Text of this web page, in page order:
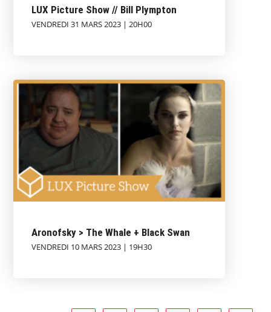
LUX Picture Show // Bill Plympton
VENDREDI 31 MARS 2023 | 20H00
Aronofsky > The Whale + Black Swan
VENDREDI 10 MARS 2023 | 19H30